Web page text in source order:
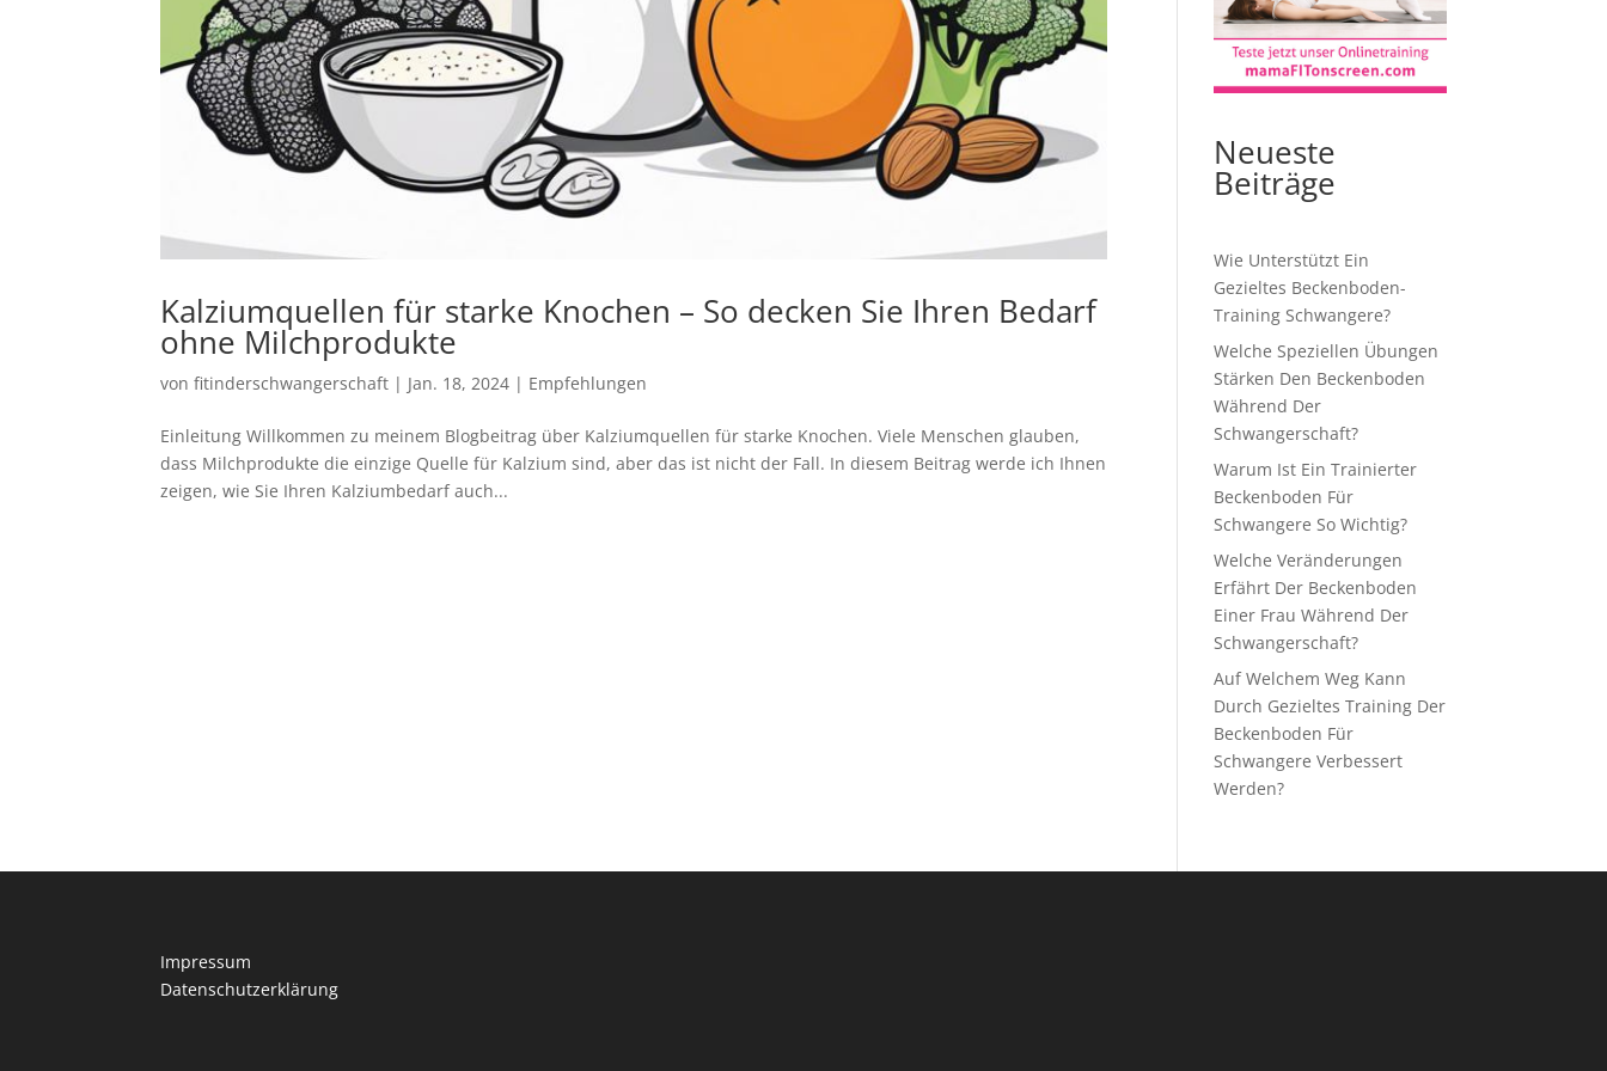
Kalziumquellen für starke Knochen – So decken Sie Ihren Bedarf
ohne Milchprodukte
vonfitinderschwangerschaft | Jan. 18, 2024 | Empfehlungen
Einleitung Willkommen zu meinem Blogbeitrag über Kalziumquellen für starke Knochen. Viele Menschen glauben,
dass Milchprodukte die einzige Quelle für Kalzium sind, aber das ist nicht der Fall. In diesem Beitrag werde ich Ihnen
zeigen, wie Sie Ihren Kalziumbedarf auch...
Neueste
Beiträge
Wie Unterstützt Ein
Gezieltes Beckenboden-
Training Schwangere?
Welche Speziellen Übungen
Stärken Den Beckenboden
Während Der
Schwangerschaft?
Warum Ist Ein Trainierter
Beckenboden Für
Schwangere So Wichtig?
Welche Veränderungen
Erfährt Der Beckenboden
Einer Frau Während Der
Schwangerschaft?
Auf Welchem Weg Kann
Durch Gezieltes Training Der
Beckenboden Für
Schwangere Verbessert
Werden?
Impressum
Datenschutzerklärung